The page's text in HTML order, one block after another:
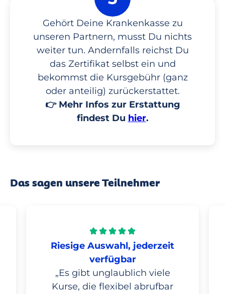
Gehört Deine Krankenkasse zu
unseren Partnern, musst Du nichts
weiter tun. Andernfalls reichst Du
das Zertifikat selbst ein und
bekommst die Kursgebühr (ganz
oder anteilig) zurückerstattet.
👉 Mehr Infos zur Erstattung
findest Du hier.
Das sagen unsere Teilnehmer
Riesige Auswahl, jederzeit
verfügbar
„Es gibt unglaublich viele
Kurse, die flexibel abrufbar